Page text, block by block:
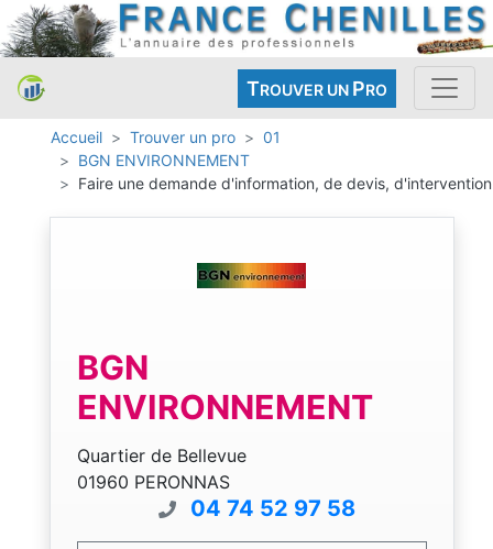
TROUVER UN PRO
Accueil Trouver un pro
01
BGN ENVIRONNEMENT
Faire une demande d'information, de devis, d'intervention
BGN
ENVIRONNEMENT
Quartier de Bellevue
01960 PERONNAS
04 74 52 97 58